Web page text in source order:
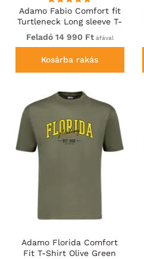
Adamo Fabio Comfort fit
Turtleneck Long sleeve T-
shirt Royal blue
Feladó 14 990 Ftáfával
Kosárba rakás
Adamo Florida Comfort
Fit T-Shirt Olive Green